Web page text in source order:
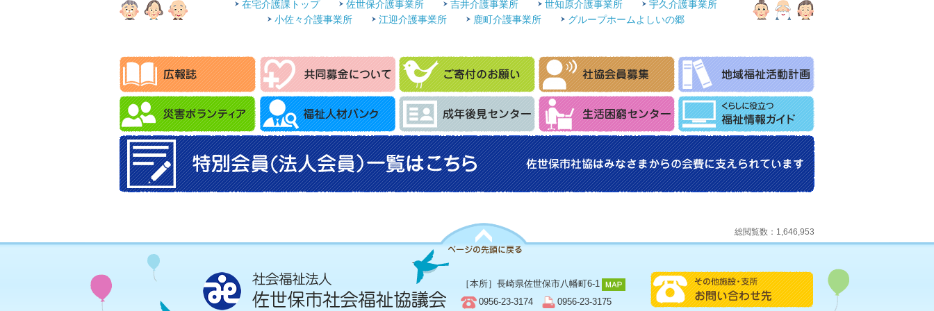
在宅介護課トップ 佐世保介護事業所 吉井介護事業所 世知原介護事業所
宇久介護事業所
小佐々介護事業所
江迎介護事業所 鹿町介護事業所 グループホームよしいの郷
総閲覧数：1,646,953
［本所］長崎県佐世保市八幡町6-1
0956-23-3174
0956-23-3175